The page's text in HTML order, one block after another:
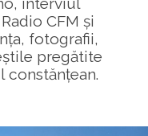
CFM și
fotografii,
pregătite